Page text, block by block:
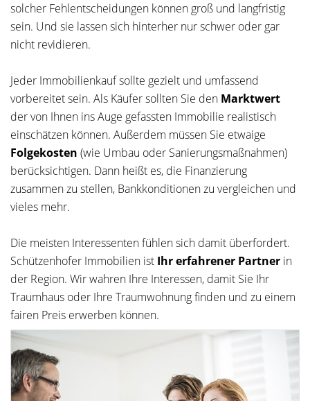
solcher Fehlentscheidungen können groß und langfristig
sein. Und sie lassen sich hinterher nur schwer oder gar
nicht revidieren.
Jeder Immobilienkauf sollte gezielt und umfassend
vorbereitet sein. Als Käufer sollten Sie den Marktwert
der von Ihnen ins Auge gefassten Immobilie realistisch
einschätzen können. Außerdem müssen Sie etwaige
Folgekosten (wie Umbau oder Sanierungsmaßnahmen)
berücksichtigen. Dann heißt es, die Finanzierung
zusammen zu stellen, Bankkonditionen zu vergleichen und
vieles mehr.
Die meisten Interessenten fühlen sich damit überfordert.
Schützenhofer Immobilien ist Ihr erfahrener Partner in
der Region. Wir wahren Ihre Interessen, damit Sie Ihr
Traumhaus oder Ihre Traumwohnung finden und zu einem
fairen Preis erwerben können.